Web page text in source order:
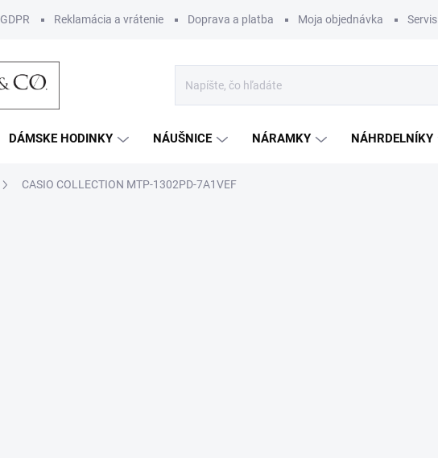
GDPR Reklamácia a vrátenie Doprava a platba Moja objednávka Servis
DÁMSKE HODINKY NÁUŠNICE NÁRAMKY NÁHRDELNÍKY
CASIO COLLECTION MTP-1302PD-7A1VEF